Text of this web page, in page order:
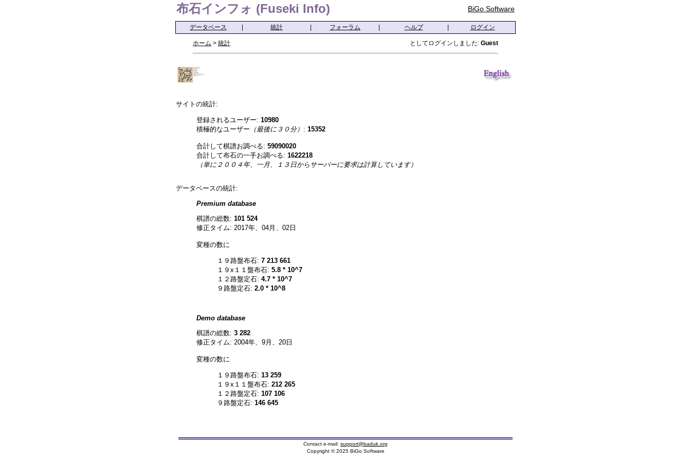
布石インフォ (Fuseki Info) BiGo Software
データベース 統計 フォーラム ヘルプ ログイン
ホーム > 統計 としてログインしました: Guest
サイトの統計:
登録されるユーザー: 10980
積極的なユーザー （最後に３０分） : 15352
合計して棋譜お調べる: 59090020
合計して布石の一手お調べる: 1622218
（単に２００４年、一月、１３日からサーバーに要求は計算しています）
データベースの統計:
Premium database
棋譜の総数: 101 524
修正タイム: 2017年、04月、02日
変種の数に
１９路盤布石: 7 213 661
１９x１１盤布石: 5.8 * 10^7
１２路盤定石: 4.7 * 10^7
９路盤定石: 2.0 * 10^8
Demo database
棋譜の総数: 3 282
修正タイム: 2004年、9月、20日
変種の数に
１９路盤布石: 13 259
１９x１１盤布石: 212 265
１２路盤定石: 107 106
９路盤定石: 146 645
Contact e-mail: support@baduk.org
Copyright © 2025 BiGo Software